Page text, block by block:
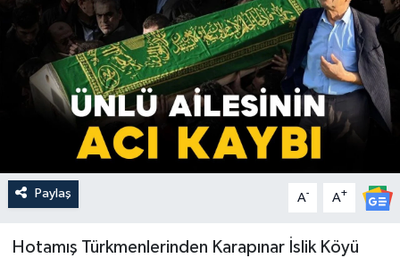
Paylaş A- A+
Hotamış Türkmenlerinden Karapınar İslik Köyü